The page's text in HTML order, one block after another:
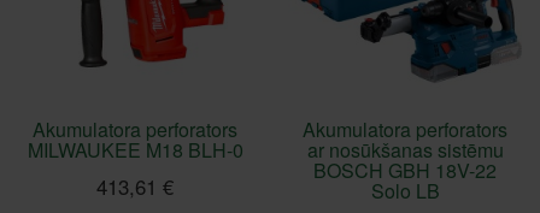
Akumulatora perforators
MILWAUKEE M18 BLH-0
413,61 €
Akumulatora perforators
ar nosūkšanas sistēmu
BOSCH GBH 18V-22
Solo LB